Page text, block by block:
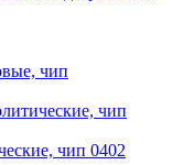
чип
чип
чип 0402